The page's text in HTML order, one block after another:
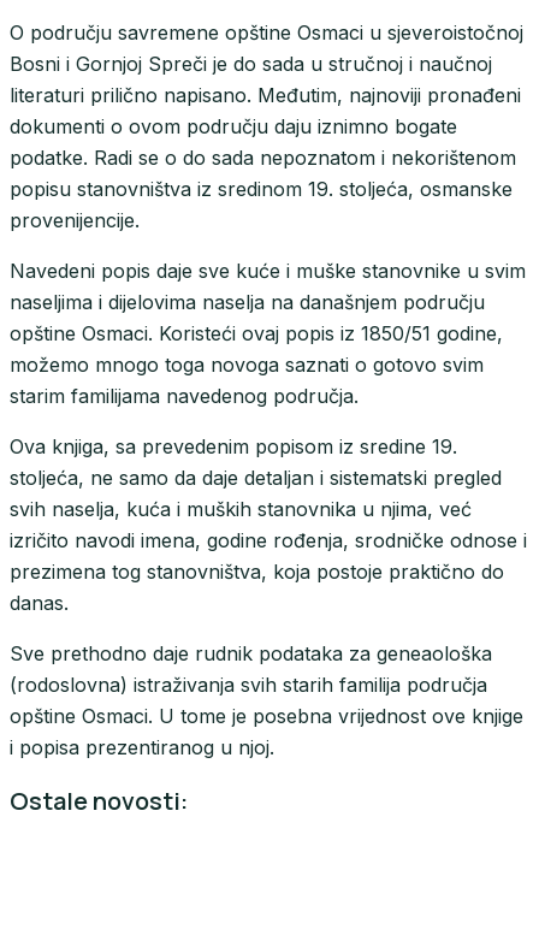
O području savremene opštine Osmaci u sjeveroistočnoj
Bosni i Gornjoj Spreči je do sada u stručnoj i naučnoj
literaturi prilično napisano. Međutim, najnoviji pronađeni
dokumenti o ovom području daju iznimno bogate
podatke. Radi se o do sada nepoznatom i nekorištenom
popisu stanovništva iz sredinom 19. stoljeća, osmanske
provenijencije.
Navedeni popis daje sve kuće i muške stanovnike u svim
naseljima i dijelovima naselja na današnjem području
opštine Osmaci. Koristeći ovaj popis iz 1850/51 godine,
možemo mnogo toga novoga saznati o gotovo svim
starim familijama navedenog područja.
Ova knjiga, sa prevedenim popisom iz sredine 19.
stoljeća, ne samo da daje detaljan i sistematski pregled
svih naselja, kuća i muških stanovnika u njima, već
izričito navodi imena, godine rođenja, srodničke odnose i
prezimena tog stanovništva, koja postoje praktično do
danas.
Sve prethodno daje rudnik podataka za geneaološka
(rodoslovna) istraživanja svih starih familija područja
opštine Osmaci. U tome je posebna vrijednost ove knjige
i popisa prezentiranog u njoj.
Ostale novosti: